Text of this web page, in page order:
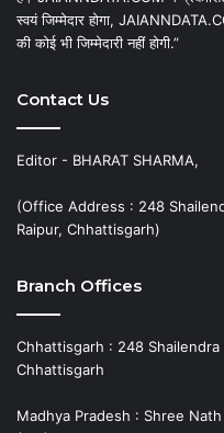
स्वयं जिम्मेदार होगा,
की कोई भी जिम्मेदारी नहीं होगी.”
Contact Us
Editor - BHARAT SHARMA,
(Office Address : 248
Raipur, Chhattisgarh)
Branch Offices
Chhattisgarh : 248
Chhattisgarh
Madhya Pradesh : Shree